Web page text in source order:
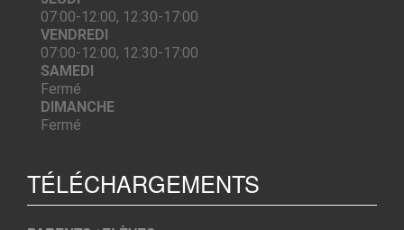
07:00-12:00, 12:30-17:00
VENDREDI
07:00-12:00, 12:30-17:00
SAMEDI
Fermé
DIMANCHE
Fermé
TÉLÉCHARGEMENTS